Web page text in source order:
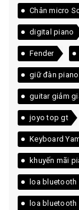
Chân micro
digital piano
Fender
giữ đàn
guitar giảm
joyo top gt
Keyboard
khuyến mãi
loa
loa bluetooth